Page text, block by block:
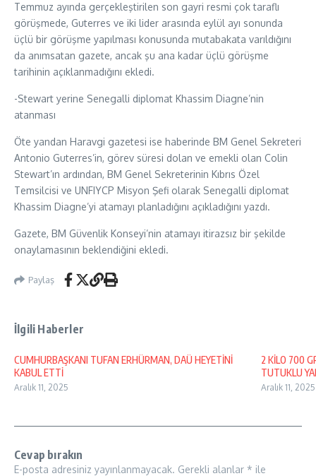
Temmuz ayında gerçekleştirilen son gayri resmi çok taraflı
görüşmede, Guterres ve iki lider arasında eylül ayı sonunda
üçlü bir görüşme yapılması konusunda mutabakata varıldığını
da anımsatan gazete, ancak şu ana kadar üçlü görüşme
tarihinin açıklanmadığını ekledi.
-Stewart yerine Senegalli diplomat Khassim Diagne’nin
atanması
Öte yandan Haravgi gazetesi ise haberinde BM Genel Sekreteri
Antonio Guterres’in, görev süresi dolan ve emekli olan Colin
Stewart’ın ardından, BM Genel Sekreterinin Kıbrıs Özel
Temsilcisi ve UNFIYCP Misyon Şefi olarak Senegalli diplomat
Khassim Diagne’yi atamayı planladığını açıkladığını yazdı.
Gazete, BM Güvenlik Konseyi’nin atamayı itirazsız bir şekilde
onaylamasının beklendiğini ekledi.
Paylaş
İlgili Haberler
CUMHURBAŞKANI TUFAN ERHÜRMAN, DAÜ HEYETİNİ
KABUL ETTİ
Aralık 11, 2025
2 KİLO 700
TUTUKLU
Aralık 11, 2025
Cevap bırakın
E-posta adresiniz yayınlanmayacak. Gerekli alanlar * ile